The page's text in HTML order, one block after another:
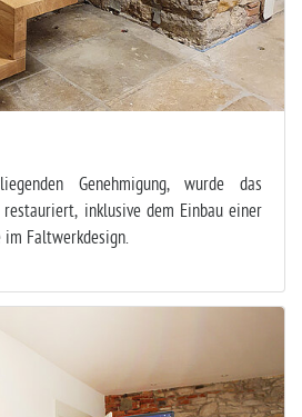
Genehmigung, wurde das
restauriert, inklusive dem Einbau einer
im Faltwerkdesign.